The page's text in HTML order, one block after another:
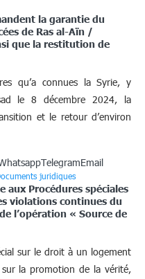
la garantie du
de Ras al-Aïn /
que la restitution de
qu’a connues la Syrie, y
le 8 décembre 2024, la
et le retour d’environ
TelegramEmail
juridiques
aux Procédures spéciales
violations continues du
l’opération « Source de
sur le droit à un logement
sur la promotion de la vérité,